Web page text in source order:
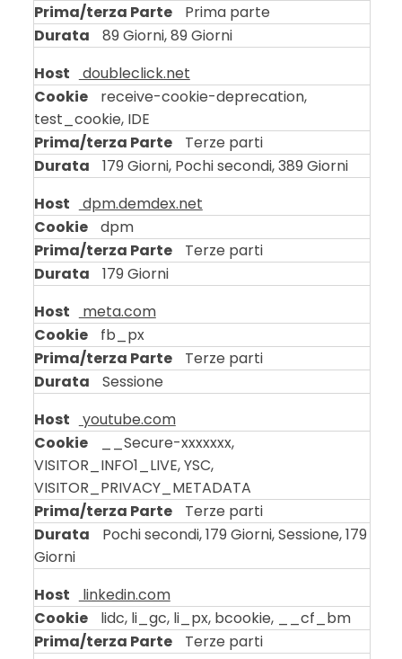
Prima parte
89 Giorni, 89 Giorni
doubleclick.net
receive-cookie-deprecation,
test_cookie, IDE
Terze parti
179 Giorni, Pochi secondi, 389 Giorni
dpm.demdex.net
dpm
Terze parti
179 Giorni
meta.com
fb_px
Terze parti
Sessione
youtube.com
__Secure-xxxxxxx,
VISITOR_INFO1_LIVE, YSC,
VISITOR_PRIVACY_METADATA
Terze parti
Pochi secondi, 179 Giorni, Sessione, 179
Giorni
linkedin.com
lidc, li_gc, li_px, bcookie, __cf_bm
Terze parti